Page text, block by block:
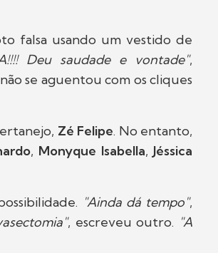
falsa usando um vestido de
Deu saudade e vontade",
se aguentou com os cliques
Zé Felipe. No entanto,
, Monyque Isabella, Jéssica
"Ainda dá tempo",
, escreveu outro. "A